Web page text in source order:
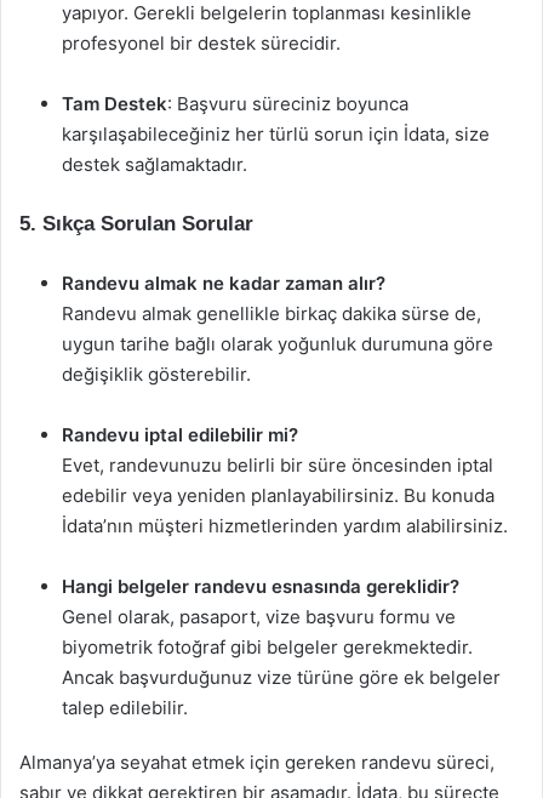
yapıyor. Gerekli belgelerin toplanması kesinlikle
profesyonel bir destek sürecidir.
Tam Destek: Başvuru süreciniz boyunca
karşılaşabileceğiniz her türlü sorun için İdata, size
destek sağlamaktadır.
5. Sıkça Sorulan Sorular
Randevu almak ne kadar zaman alır?
Randevu almak genellikle birkaç dakika sürse de,
uygun tarihe bağlı olarak yoğunluk durumuna göre
değişiklik gösterebilir.
Randevu iptal edilebilir mi?
Evet, randevunuzu belirli bir süre öncesinden iptal
edebilir veya yeniden planlayabilirsiniz. Bu konuda
İdata’nın müşteri hizmetlerinden yardım alabilirsiniz.
Hangi belgeler randevu esnasında gereklidir?
Genel olarak, pasaport, vize başvuru formu ve
biyometrik fotoğraf gibi belgeler gerekmektedir.
Ancak başvurduğunuz vize türüne göre ek belgeler
talep edilebilir.
Almanya’ya seyahat etmek için gereken randevu süreci,
sabır ve dikkat gerektiren bir aşamadır. İdata, bu süreçte